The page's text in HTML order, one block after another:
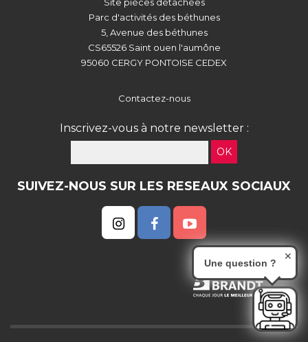
Parc d'activités des béthunes
5, Avenue des béthunes
CS65526 Saint ouen l'aumône
95060 CERGY PONTOISE CEDEX
Contactez-nous
Inscrivez-vous à notre newsletter :
OK
SUIVEZ-NOUS SUR LES RESEAUX SOCIAUX
Une question ?
✕